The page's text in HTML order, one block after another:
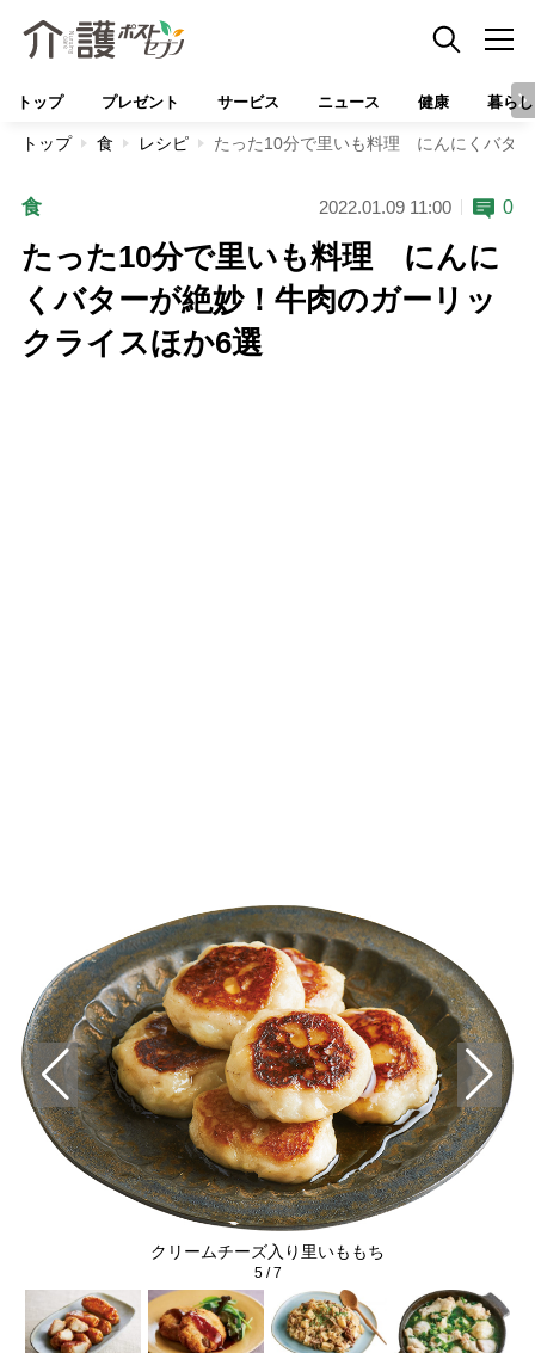
トップ プレゼント サービス ニュース 健康 暮らし
トップ 食 レシピ たった10分で里いも料理 にんにくバタ
食 2022.01.09 11:00 0
たった10分で里いも料理 にんに
くバターが絶妙！牛肉のガーリッ
クライスほか6選
クリームチーズ入り里いももち
5/7